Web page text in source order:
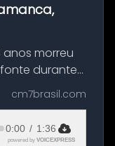
anos morreu
durante
Copa do
em
Salamanca,
cm7brasil.com
0:00 / 1:36
powered by VOICEXPRESS